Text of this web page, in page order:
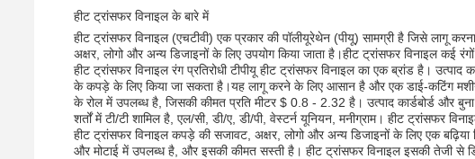
हीट ट्रांसफर विनाइल के बारे में
हीट ट्रांसफर विनाइल (एचटीवी) एक प्रकार की पॉलीयूरेथेन (पीयू) सामग्री है जिसे लागू
अक्षर, लोगो और अन्य डिजाइनों के लिए उपयोग किया जाता है।हीट ट्रांसफर विनाइल
हीट ट्रांसफर विनाइल रंग प्रतिरोधी टीपीयू हीट ट्रांसफर विनाइल का एक ब्रांड है।
के कपड़े के लिए किया जा सकता है।यह लागू करने के लिए आसान है और एक डाई-कटिंग
के रोल में उपलब्ध है, जिसकी कीमत प्रति मीटर $ 0.8 - 2.32 है। उत्पाद कार्डबोर्ड और
शर्तों में टी/टी शामिल है, एल/सी, डी/ए, डी/पी, वेस्टर्न यूनियन, मनीग्राम। हीट ट्रांसफर
हीट ट्रांसफर विनाइल कपड़े की सजावट, अक्षर, लोगो और अन्य डिजाइनों के लिए एक
और मोटाई में उपलब्ध है, और इसकी कीमत सस्ती है। हीट ट्रांसफर विनाइल इसकी तेजी से